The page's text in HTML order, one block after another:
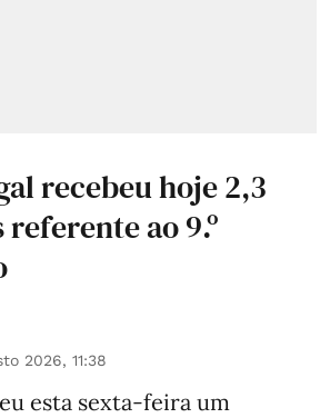
recebeu hoje 2,3
ao 9.º
2026, 11:38
esta sexta-feira um